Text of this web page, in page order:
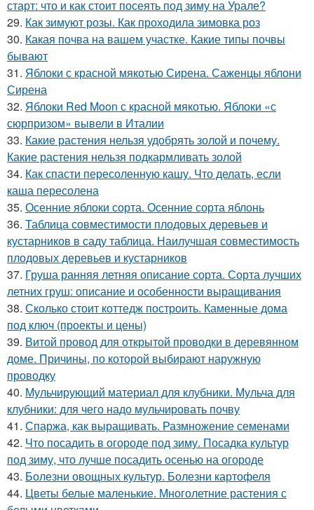
старт: что и как стоит посеять под зиму на Урале?
29. Как зимуют розы. Как проходила зимовка роз
30. Какая почва на вашем участке. Какие типы почвы
бывают
31. Яблоки с красной мякотью Сирена. Саженцы яблони
Сирена
32. Яблоки Red Moon с красной мякотью. Яблоки «с
сюрпризом» вывели в Италии
33. Какие растения нельзя удобрять золой и почему.
Какие растения нельзя подкармливать золой
34. Как спасти пересоленную кашу. Что делать, если
каша пересолена
35. Осенние яблоки сорта. Осенние сорта яблонь
36. Таблица совместимости плодовых деревьев и
кустарников в саду таблица. Наилучшая совместимость
плодовых деревьев и кустарников
37. Груша ранняя летняя описание сорта. Сорта лучших
летних груш: описание и особенности выращивания
38. Сколько стоит коттедж построить. Каменные дома
под ключ (проекты и цены)
39. Витой провод для открытой проводки в деревянном
доме. Причины, по которой выбирают наружную
проводку
40. Мульчирующий материал для клубники. Мульча для
клубники: для чего надо мульчировать почву
41. Спаржа, как выращивать. Размножение семенами
42. Что посадить в огороде под зиму. Посадка культур
под зиму, что лучше посадить осенью на огороде
43. Болезни овощных культур. Болезни картофеля
44. Цветы белые маленькие. Многолетние растения с